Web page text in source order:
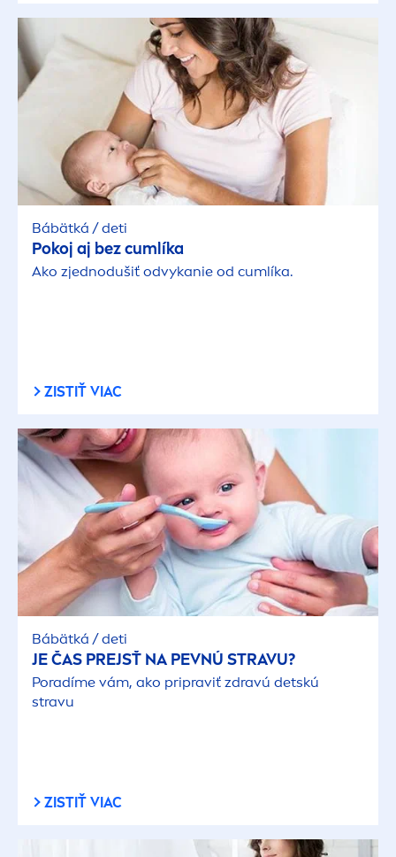
Bábätká / deti
Pokoj aj bez cumlíka
Ako zjednodušiť odvykanie od cumlíka.
ZISTIŤ VIAC
Bábätká / deti
JE ČAS PREJSŤ NA PEVNÚ STRAVU?
Poradíme vám, ako pripraviť zdravú detskú
stravu
ZISTIŤ VIAC